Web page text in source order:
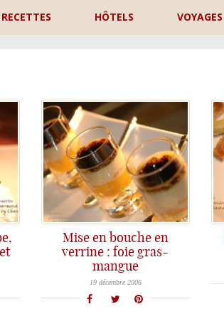
RECETTES HÔTELS VOYAGES
Mise en bouche en
verrine : foie gras-
mangue
Avec les fêtes qui approchent, beaucoup sont en ce moment à la recherche de mises en bouche; ces mini verrines
19 décembre 2006